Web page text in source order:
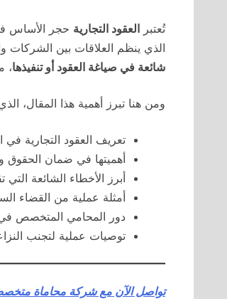
تُعتبر العقود التجارية حجر الأساس في
الذي ينظم العلاقات بين الشركات
شائعة في صياغة العقود أو تنفيذها،
ومن هنا تبرز أهمية هذا المقال،
تعريف العقود التجارية
أهميتها في ضمان الحقوق
أبرز الأخطاء الشائعة التي
أمثلة عملية من القضاء
دور المحامي المتخصص في
توصيات عملية لتجنب
تواصل الآن مع شركة محاماة